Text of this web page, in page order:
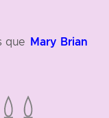
que Mary Brian